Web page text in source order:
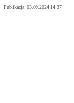
Publikacja: 03.09.2024 14:37